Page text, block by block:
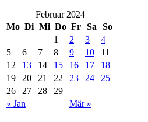
Februar 2024
Mo Di Mi Do Fr Sa So
« Jan Mär »
1 2 3
4
5
6 7 8 9 10
11
12
13 14 15 16 17
18
19
20 21 22 23 24
25
26
27 28 29